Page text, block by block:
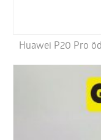
Huawei P20 Pro